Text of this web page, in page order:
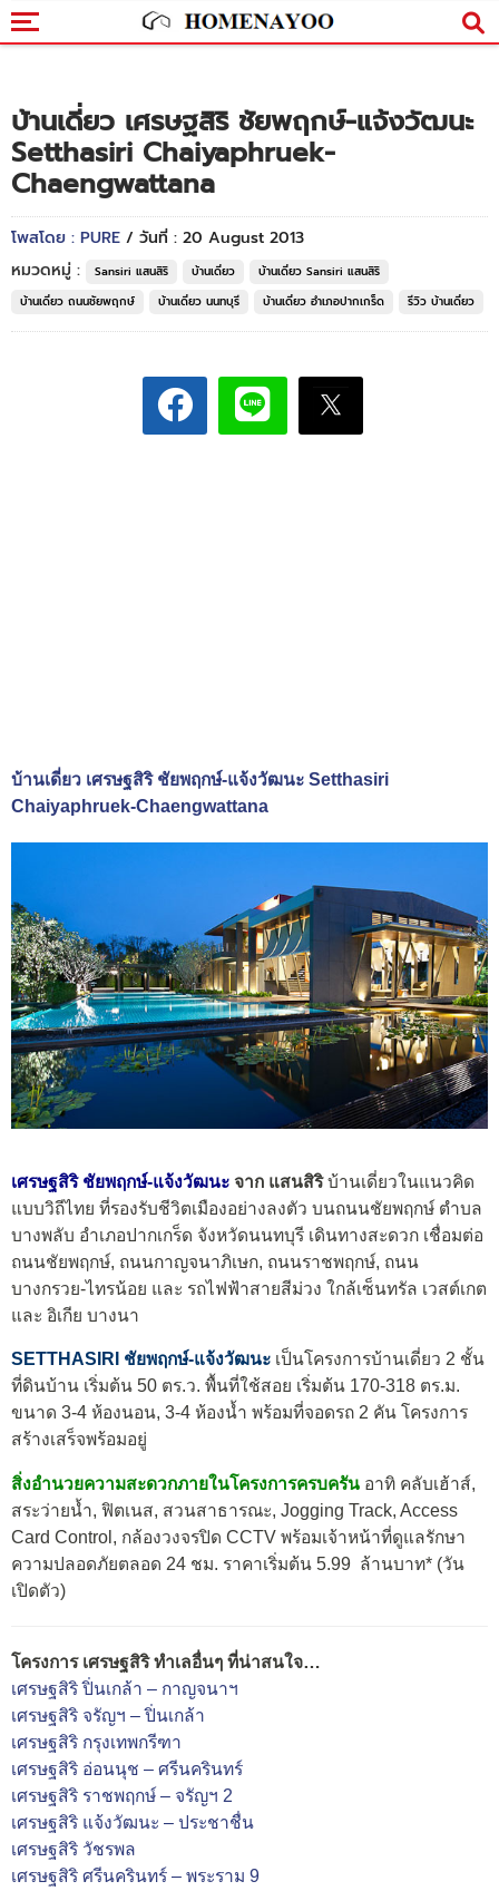
บ้านเดี่ยว เศรษฐสิริ ชัยพฤกษ์-แจ้งวัฒนะ
Setthasiri Chaiyaphruek-
Chaengwattana
โพสโดย : PURE / วันที่ : 20 August 2013
หมวดหมู่ :
Sansiri แสนสิริ บ้านเดี่ยว
บ้านเดี่ยว Sansiri แสนสิริ
บ้านเดี่ยว ถนนชัยพฤกษ์
บ้านเดี่ยว นนทบุรี บ้านเดี่ยว อำเภอปากเกร็ด รีวิว บ้านเดี่ยว
บ้านเดี่ยว เศรษฐสิริ ชัยพฤกษ์-แจ้งวัฒนะ Setthasiri
Chaiyaphruek-Chaengwattana
เศรษฐสิริ ชัยพฤกษ์-แจ้งวัฒนะ จาก แสนสิริบ้านเดี่ยวในแนวคิด
แบบวิถีไทย ที่รองรับชีวิตเมืองอย่างลงตัว บนถนนชัยพฤกษ์ ตำบล
บางพลับ อำเภอปากเกร็ด จังหวัดนนทบุรี เดินทางสะดวก เชื่อมต่อ
ถนนชัยพฤกษ์, ถนนกาญจนาภิเษก, ถนนราชพฤกษ์, ถนน
บางกรวย-ไทรน้อย และ รถไฟฟ้าสายสีม่วง ใกล้เซ็นทรัล เวสต์เกต
และ อิเกีย บางนา
SETTHASIRI ชัยพฤกษ์-แจ้งวัฒนะ เป็นโครงการบ้านเดี่ยว 2 ชั้น
ที่ดินบ้าน เริ่มต้น 50 ตร.ว. พื้นที่ใช้สอย เริ่มต้น 170-318 ตร.ม.
ขนาด 3-4 ห้องนอน, 3-4 ห้องน้ำ พร้อมที่จอดรถ 2 คัน โครงการ
สร้างเสร็จพร้อมอยู่
สิ่งอำนวยความสะดวกภายในโครงการครบครัน อาทิ คลับเฮ้าส์,
สระว่ายน้ำ, ฟิตเนส, สวนสาธารณะ, Jogging Track, Access
Card Control, กล้องวงจรปิด CCTV พร้อมเจ้าหน้าที่ดูแลรักษา
ความปลอดภัยตลอด 24 ชม. ราคาเริ่มต้น 5.99 ล้านบาท* (วัน
เปิดตัว)
โครงการ เศรษฐสิริ ทำเลอื่นๆ ที่น่าสนใจ…
เศรษฐสิริ ปิ่นเกล้า – กาญจนาฯ
เศรษฐสิริ จรัญฯ – ปิ่นเกล้า
เศรษฐสิริ กรุงเทพกรีฑา
เศรษฐสิริ อ่อนนุช – ศรีนครินทร์
เศรษฐสิริ ราชพฤกษ์ – จรัญฯ 2
เศรษฐสิริ แจ้งวัฒนะ – ประชาชื่น
เศรษฐสิริ วัชรพล
เศรษฐสิริ ศรีนครินทร์ – พระราม 9